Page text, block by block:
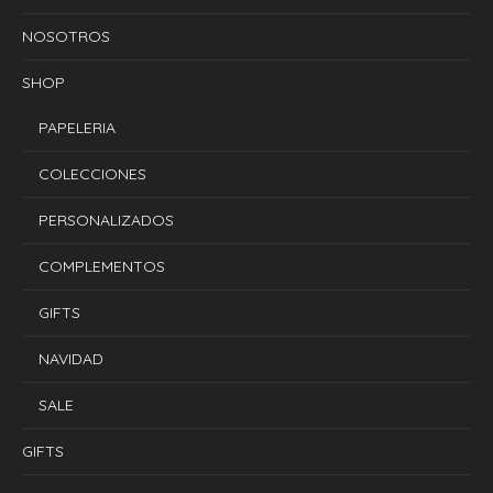
NOSOTROS
SHOP
PAPELERIA
COLECCIONES
PERSONALIZADOS
COMPLEMENTOS
GIFTS
NAVIDAD
SALE
GIFTS